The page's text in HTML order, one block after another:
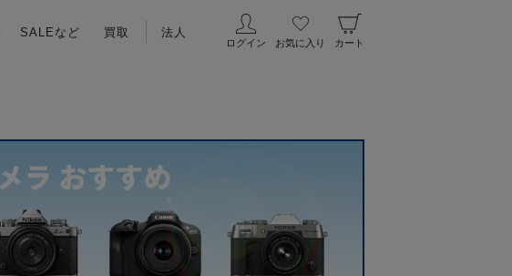
SALEなど 買取 法人
ログイン お気に入り カート